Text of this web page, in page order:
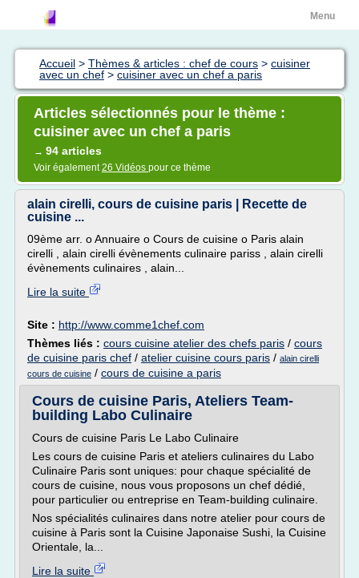
Menu
Accueil > Thèmes & articles : chef de cours > cuisiner
avec un chef > cuisiner avec un chef a paris
Articles sélectionnés pour le thème :
cuisiner avec un chef a paris
→ 94 articles
Voir également26 Vidéos pour ce thème
alain cirelli, cours de cuisine paris | Recette de
cuisine ...
09ème arr. o Annuaire o Cours de cuisine o Paris alain
cirelli , alain cirelli évènements culinaire pariss , alain cirelli
évènements culinaires , alain...
Lire la suite
Site : http://www.comme1chef.com
Thèmes liés : cours cuisine atelier des chefs paris / cours
de cuisine paris chef / atelier cuisine cours paris / alain cirelli
cours de cuisine / cours de cuisine a paris
Cours de cuisine Paris, Ateliers Team-
building Labo Culinaire
Cours de cuisine Paris Le Labo Culinaire
Les cours de cuisine Paris et ateliers culinaires du Labo
Culinaire Paris sont uniques: pour chaque spécialité de
cours de cuisine, nous vous proposons un chef dédié,
pour particulier ou entreprise en Team-building culinaire.
Nos spécialités culinaires dans notre atelier pour cours de
cuisine à Paris sont la Cuisine Japonaise Sushi, la Cuisine
Orientale, la...
Lire la suite